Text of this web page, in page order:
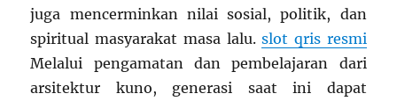
juga mencerminkan nilai sosial, politik, dan
spiritual masyarakat masa lalu.slot qris resmi
Melalui pengamatan dan pembelajaran dari
arsitektur kuno, generasi saat ini dapat